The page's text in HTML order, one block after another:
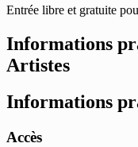
Entrée libre et gratuite
Informations
Artistes
Informations
Accès